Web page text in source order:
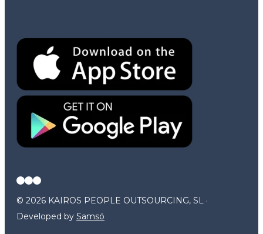
© 2026 KAIROS PEOPLE OUTSOURCING, SL ·
Developed by Samsó